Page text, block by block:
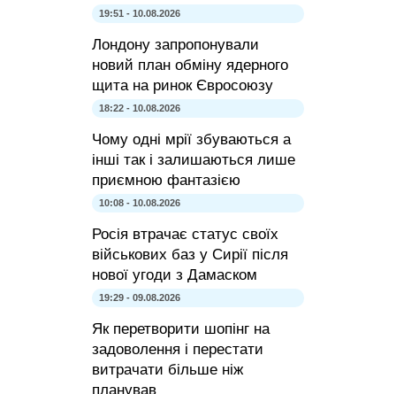
19:51 - 10.08.2026
Лондону запропонували
новий план обміну ядерного
щита на ринок Євросоюзу
18:22 - 10.08.2026
Чому одні мрії збуваються а
інші так і залишаються лише
приємною фантазією
10:08 - 10.08.2026
Росія втрачає статус своїх
військових баз у Сирії після
нової угоди з Дамаском
19:29 - 09.08.2026
Як перетворити шопінг на
задоволення і перестати
витрачати більше ніж
планував